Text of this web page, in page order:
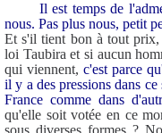
Il est temps de
nous. Pas plus nous, petit
Et s'il tient bon à tout prix,
loi Taubira et si aucun
qui viennent, c'est parce
il y a des pressions dans
France comme dans
qu'elle soit votée en ce